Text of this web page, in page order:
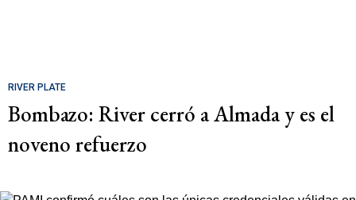
RIVER PLATE
Bombazo: River cerró a Almada y es el
noveno refuerzo